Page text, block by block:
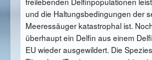
und die Haltungsbedingungen der
Meeressäuger katastrophal ist.
überhaupt ein Delfin aus einem
EU wieder ausgewildert. Die